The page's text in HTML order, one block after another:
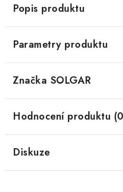
Popis produktu
Parametry produktu
Značka SOLGAR
Hodnocení produktu
Diskuze